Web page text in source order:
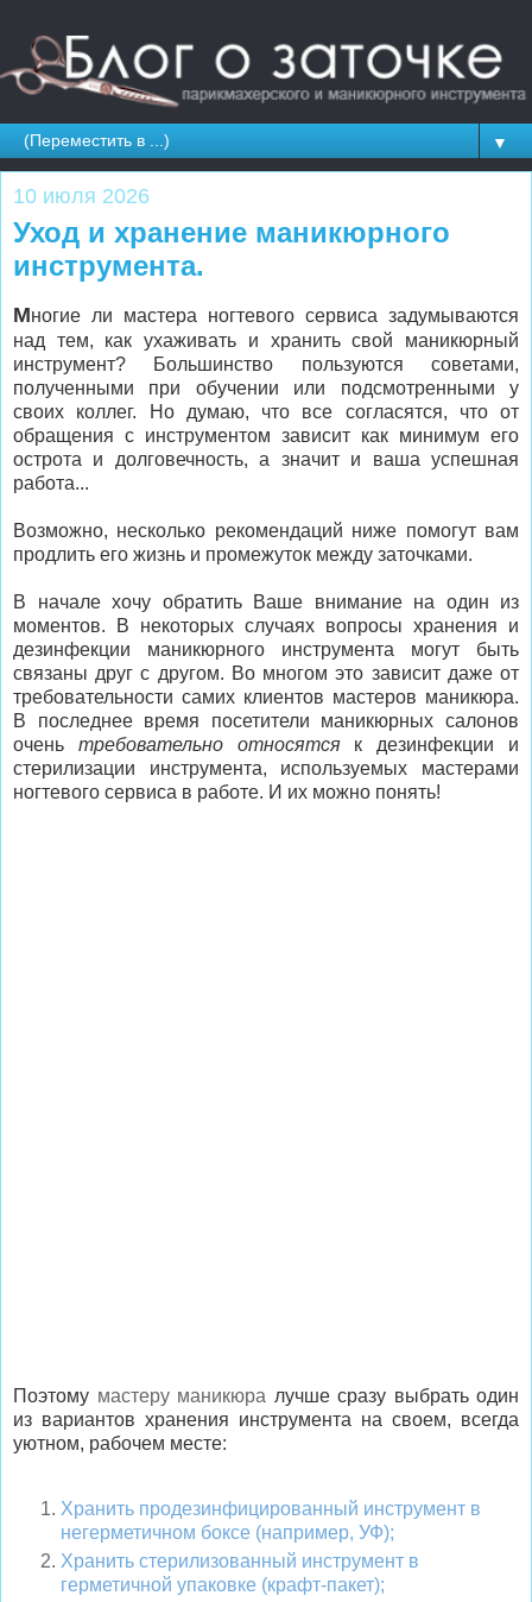
▼
10 июля 2026
Уход и хранение маникюрного
инструмента.
Многие ли мастера ногтевого сервиса задумываются
над тем, как ухаживать и хранить свой маникюрный
инструмент? Большинство пользуются советами,
полученными при обучении или подсмотренными у
своих коллег. Но думаю, что все согласятся, что от
обращения с инструментом зависит как минимум его
острота и долговечность, а значит и ваша успешная
работа...
Возможно, несколько рекомендаций ниже помогут вам
продлить его жизнь и промежуток между заточками.
В начале хочу обратить Ваше внимание на один из
моментов. В некоторых случаях вопросы хранения и
дезинфекции маникюрного инструмента могут быть
связаны друг с другом. Во многом это зависит даже от
требовательности самих клиентов мастеров маникюра.
В последнее время посетители маникюрных салонов
очень требовательно относятсяк дезинфекции и
стерилизации инструмента, используемых мастерами
ногтевого сервиса в работе. И их можно понять!
Поэтому мастеру маникюра лучше сразу выбрать один
из вариантов хранения инструмента на своем, всегда
уютном, рабочем месте:
Хранить продезинфицированный инструмент в
негерметичном боксе (например, УФ);
Хранить стерилизованный инструмент в
герметичной упаковке (крафт-пакет);